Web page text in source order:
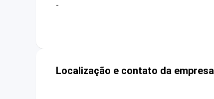
-
Localização e contato da empresa